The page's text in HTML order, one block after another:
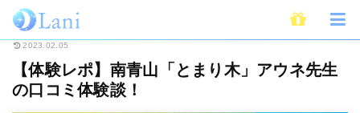
ホーム スピリチュアル 【体験レポ】南青山「とまり木」アウネ先生の口
2023.02.05
【体験レポ】南青山「とまり木」アウネ先生
の口コミ体験談！